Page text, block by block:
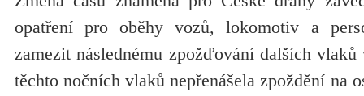
opatření pro oběhy vozů, lokomotiv a
zamezit následnému zpožďování dalších
těchto nočních vlaků nepřenášela zpoždění na